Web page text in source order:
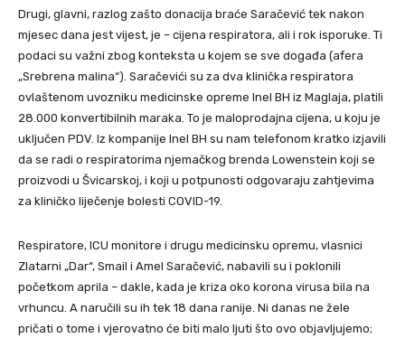
Drugi, glavni, razlog zašto donacija braće Saračević tek nakon
mjesec dana jest vijest, je – cijena respiratora, ali i rok isporuke. Ti
podaci su važni zbog konteksta u kojem se sve događa (afera
„Srebrena malina“). Saračevići su za dva klinička respiratora
ovlaštenom uvozniku medicinske opreme Inel BH iz Maglaja, platili
28.000 konvertibilnih maraka. To je maloprodajna cijena, u koju je
uključen PDV. Iz kompanije Inel BH su nam telefonom kratko izjavili
da se radi o respiratorima njemačkog brenda Lowenstein koji se
proizvodi u Švicarskoj, i koji u potpunosti odgovaraju zahtjevima
za kliničko liječenje bolesti COVID-19.
Respiratore, ICU monitore i drugu medicinsku opremu, vlasnici
Zlatarni „Dar“, Smail i Amel Saračević, nabavili su i poklonili
početkom aprila – dakle, kada je kriza oko korona virusa bila na
vrhuncu. A naručili su ih tek 18 dana ranije. Ni danas ne žele
pričati o tome i vjerovatno će biti malo ljuti što ovo objavljujemo;